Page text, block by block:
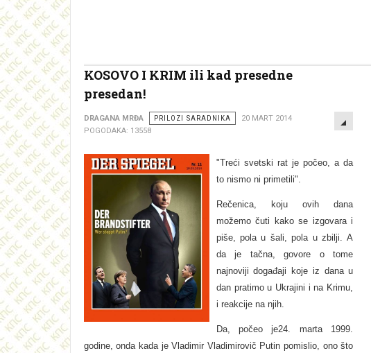
KOSOVO I KRIM ili kad presedne
presedan!
EMPTY
DRAGANA MRĐA PRILOZI SARADNIKA
20 MART 2014
POGODAKA: 13558
"Treći svetski rat je počeo, a da
to nismo ni primetili".
Rečenica, koju ovih dana
možemo čuti kako se izgovara i
piše, pola u šali, pola u zbilji.A
da je tačna, govore o tome
najnoviji događaji koje iz dana u
dan pratimo u Ukrajini i na Krimu,
i reakcije na njih.
Da, počeo je24. marta 1999.
godine, onda kada je Vladimir Vladimirovič Putin pomislio, ono što